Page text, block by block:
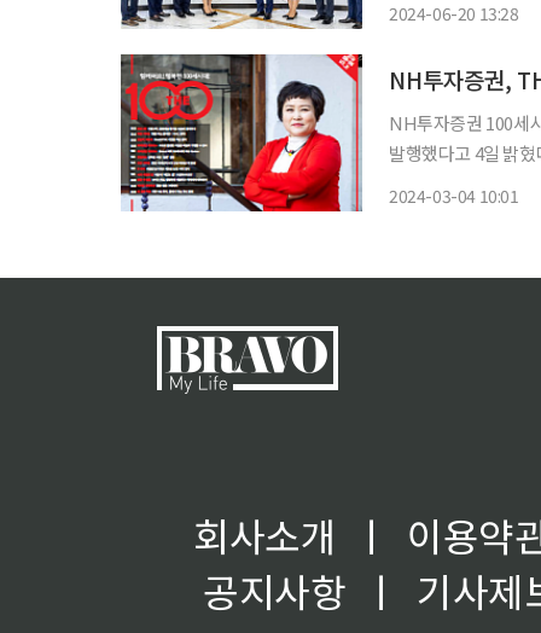
2024-06-20 13:28
NH투자증권,
NH투자증권 100세
발행했다고 4일 밝혔다. 이번 호에서는 서울 북촌에서 갤러리를 운영하는 이영
2024-03-04 10:01
회사소개 ㅣ
이용약
공지사항
ㅣ
기사제